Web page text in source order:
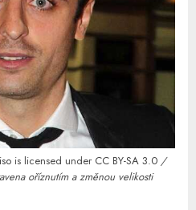
is licensed under CC BY-SA 3.0 /
oříznutím a změnou velikosti